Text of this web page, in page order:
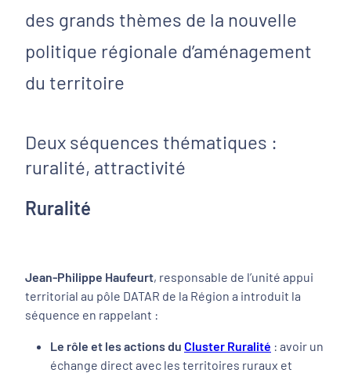
des grands thèmes de la nouvelle
politique régionale d’aménagement
du territoire
Deux séquences thématiques :
ruralité, attractivité
Ruralité
Jean-Philippe Haufeurt, responsable de l’unité appui
territorial au pôle DATAR de la Région a introduit la
séquence en rappelant :
Le rôle et les actions du Cluster Ruralité : avoir un
échange direct avec les territoires ruraux et